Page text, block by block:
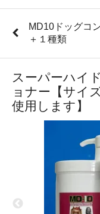
MD10ドッグコ
＋１種類
スーパーハイ
ョナー【サイ
使用します】